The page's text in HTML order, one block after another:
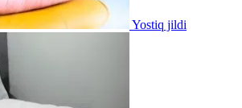
Yostiq jildi